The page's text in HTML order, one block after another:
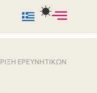
ΕΡΕΥΝΗΤΙΚΩΝ